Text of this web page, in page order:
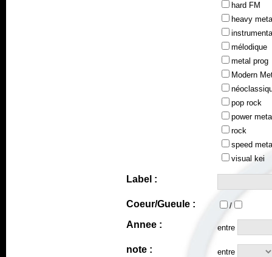
hard FM
heavy
mélodique
metal prog
Modern
pop rock
power
rock
speed
visual kei
Label :
Coeur/Gueule : /
Annee : entre
note : entre